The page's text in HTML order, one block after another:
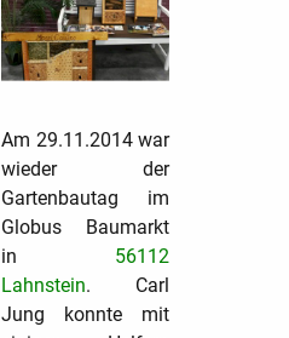
Am 29.11.2014 war
wieder der
Gartenbautag im
Globus Baumarkt
in 56112
Lahnstein. Carl
Jung konnte mit